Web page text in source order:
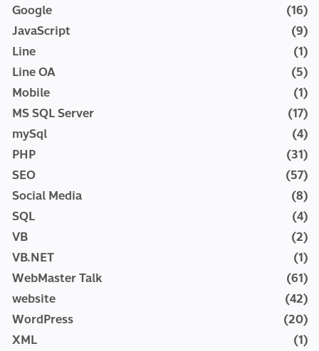
Google
(16)
JavaScript
(9)
Line
(1)
Line OA
(5)
Mobile
(1)
MS SQL Server
(17)
mySql
(4)
PHP
(31)
SEO
(57)
Social Media
(8)
SQL
(4)
VB
(2)
VB.NET
(1)
WebMaster Talk
(61)
website
(42)
WordPress
(20)
XML
(1)